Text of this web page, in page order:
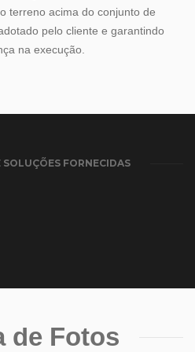
terreno acima do conjunto de
pelo cliente e garantindo
na execução.
FORNECIDAS
de Fotos